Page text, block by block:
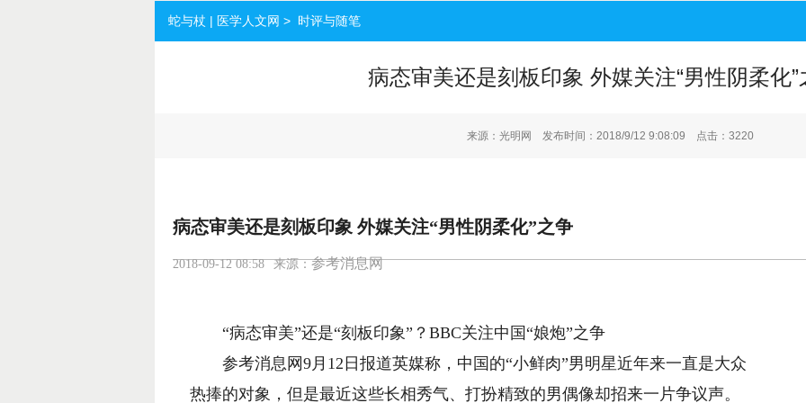
蛇与杖 | 医学人文网 > 时评与随笔
病态审美还是刻板印象 外媒关注“男性阴柔化”
来源：光明网 发布时间：2018/9/12 9:08:09 点击：3220
病态审美还是刻板印象 外媒关注“男性阴柔化”之争
2018-09-12 08:58 来源：参考消息网
“病态审美”还是“刻板印象”？BBC关注中国“娘炮”之争
参考消息网9月12日报道英媒称，中国的“小鲜肉”男明星近年来一直是大众
热捧的对象，但是最近这些长相秀气、打扮精致的男偶像却招来一片争议声。